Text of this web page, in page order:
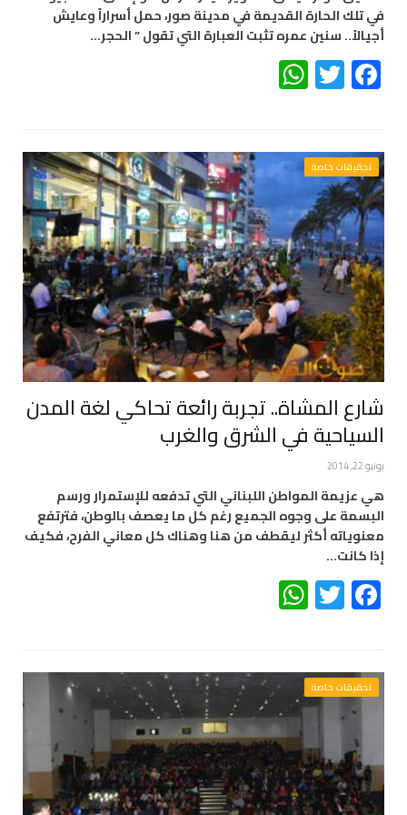
في تلك الحارة القديمة في مدينة صور، حمل أسراراً وعايش
أجيالاً.. سنين عمره تثبت العبارة التي تقول ” الحجر…
Facebook
Twitter
تحقيقات خاصة
شارع المشاة.. تجربة رائعة تحاكي لغة المدن
السياحية في الشرق والغرب
يونيو 22, 2014
هي عزيمة المواطن اللبناني التي تدفعه للإستمرار ورسم
البسمة على وجوه الجميع رغم كل ما يعصف بالوطن، فترتفع
معنوياته أكثر ليقطف من هنا وهناك كل معاني الفرح، فكيف
إذا كانت…
Facebook
Twitter
تحقيقات خاصة